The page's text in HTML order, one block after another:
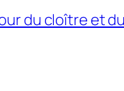
du cloître et